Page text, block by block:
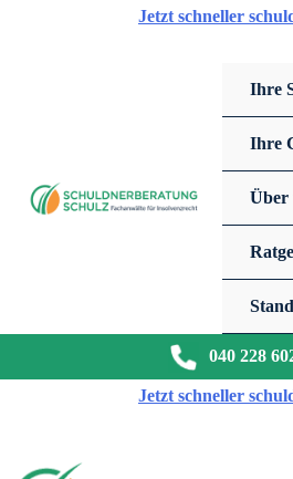
Jetzt schneller
Ihre
Ihre
Über
040 228
Jetzt schneller